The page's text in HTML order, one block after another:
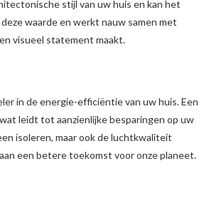
stijl van uw huis en kan het
waarde en werkt nauw samen met
visueel statement maakt.
in de energie-efficiëntie van uw huis. Een
leidt tot aanzienlijke besparingen op uw
isoleren, maar ook de luchtkwaliteit
een betere toekomst voor onze planeet.